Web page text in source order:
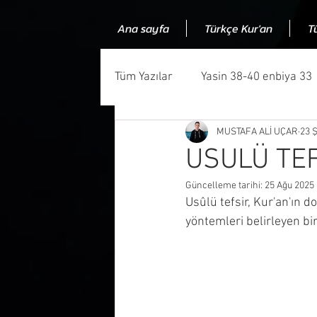
Ana sayfa Türkçe Kur'an
Tüm Yazılar Yasin 38-40 enbiya 33
Kuran ve bilim uyumluluğu
Kuranın kaynağı Kuran
USULÜ
MUSTAFA ALİ UÇAR 23
Güncelleme tarihi: 25 Ağu 2025
Usûlü tefsir, Kur'an'ın
yöntemleri belirleyen